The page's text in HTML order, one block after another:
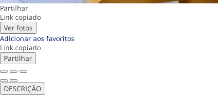
Partilhar
Link copiado
Ver fotos
Adicionar aos favoritos
Link copiado
Partilhar
DESCRIÇÃO